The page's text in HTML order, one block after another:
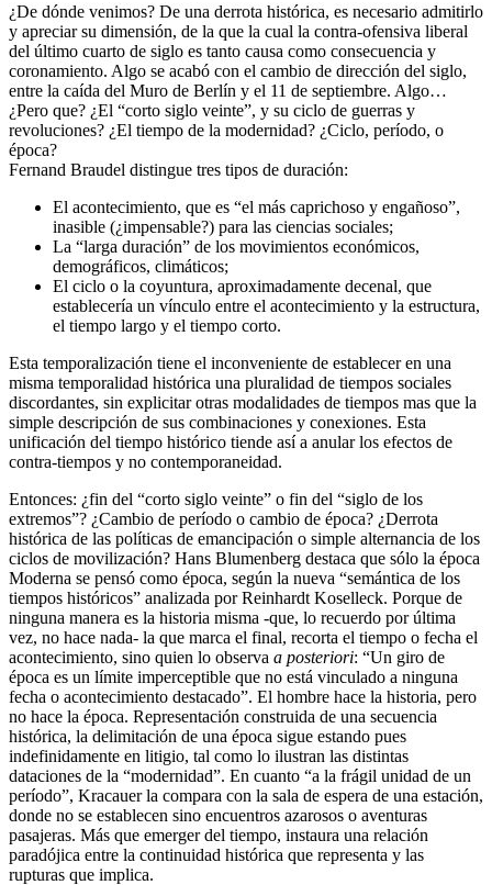
¿De dónde venimos? De una derrota histórica, es necesario admitirlo
y apreciar su dimensión, de la que la cual la contra-ofensiva liberal
del último cuarto de siglo es tanto causa como consecuencia y
coronamiento. Algo se acabó con el cambio de dirección del siglo,
entre la caída del Muro de Berlín y el 11 de septiembre. Algo…
¿Pero que? ¿El “corto siglo veinte”, y su ciclo de guerras y
revoluciones? ¿El tiempo de la modernidad? ¿Ciclo, período, o
época?
Fernand Braudel distingue tres tipos de duración:
El acontecimiento, que es “el más caprichoso y engañoso”,
inasible (¿impensable?) para las ciencias sociales;
La “larga duración” de los movimientos económicos,
demográficos, climáticos;
El ciclo o la coyuntura, aproximadamente decenal, que
establecería un vínculo entre el acontecimiento y la estructura,
el tiempo largo y el tiempo corto.
Esta temporalización tiene el inconveniente de establecer en una
misma temporalidad histórica una pluralidad de tiempos sociales
discordantes, sin explicitar otras modalidades de tiempos mas que la
simple descripción de sus combinaciones y conexiones. Esta
unificación del tiempo histórico tiende así a anular los efectos de
contra-tiempos y no contemporaneidad.
Entonces: ¿fin del “corto siglo veinte” o fin del “siglo de los
extremos”? ¿Cambio de período o cambio de época? ¿Derrota
histórica de las políticas de emancipación o simple alternancia de los
ciclos de movilización? Hans Blumenberg destaca que sólo la época
Moderna se pensó como época, según la nueva “semántica de los
tiempos históricos” analizada por Reinhardt Koselleck. Porque de
ninguna manera es la historia misma -que, lo recuerdo por última
vez, no hace nada- la que marca el final, recorta el tiempo o fecha el
acontecimiento, sino quien lo observa a posteriori: “Un giro de
época es un límite imperceptible que no está vinculado a ninguna
fecha o acontecimiento destacado”. El hombre hace la historia, pero
no hace la época. Representación construida de una secuencia
histórica, la delimitación de una época sigue estando pues
indefinidamente en litigio, tal como lo ilustran las distintas
dataciones de la “modernidad”. En cuanto “a la frágil unidad de un
período”, Kracauer la compara con la sala de espera de una estación,
donde no se establecen sino encuentros azarosos o aventuras
pasajeras. Más que emerger del tiempo, instaura una relación
paradójica entre la continuidad histórica que representa y las
rupturas que implica.